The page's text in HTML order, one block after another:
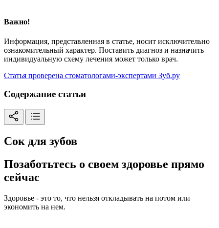
Важно!
Информация, представленная в статье, носит исключительно
ознакомительный характер. Поставить диагноз и назначить
индивидуальную схему лечения может только врач.
Статья проверена стоматологами-экспертами Зуб.ру
Содержание статьи
Сок для зубов
Позаботьтесь о своем здоровье прямо
сейчас
Здоровье - это то, что нельзя откладывать на потом или
экономить на нем.